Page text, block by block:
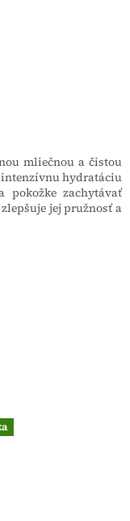
mliečnou a čistou
intenzívnu hydratáciu
pokožke zachytávať
jej pružnosť a